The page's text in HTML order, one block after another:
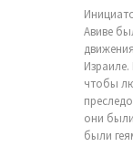
Авиве
чтобы
они
были